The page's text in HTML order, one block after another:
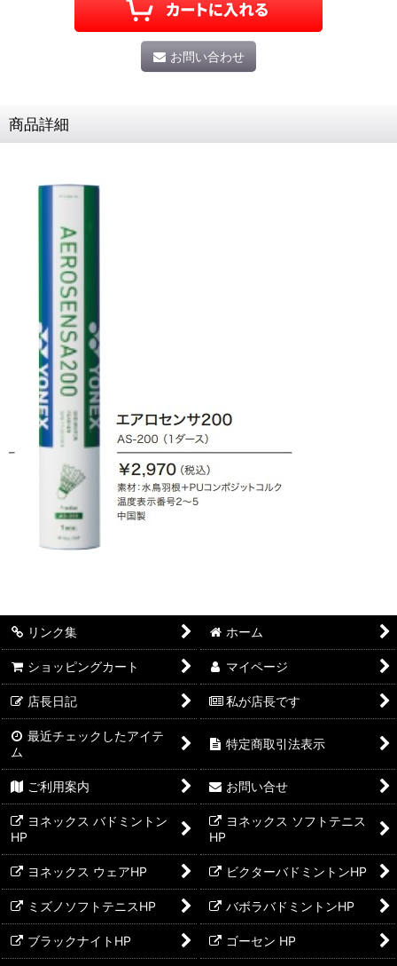
お問い合わせ
商品詳細
リンク集 ホーム
ショッピングカート マイページ
店長日記 私が店長です
最近チェックしたアイテ
ム
特定商取引法表示
ご利用案内 お問い合せ
ヨネックス バドミントン
HP
ヨネックス ソフトテニス
HP
ヨネックス ウェアHP ビクターバドミントンHP
ミズノソフトテニスHP バボラバドミントンHP
ブラックナイトHP ゴーセン HP